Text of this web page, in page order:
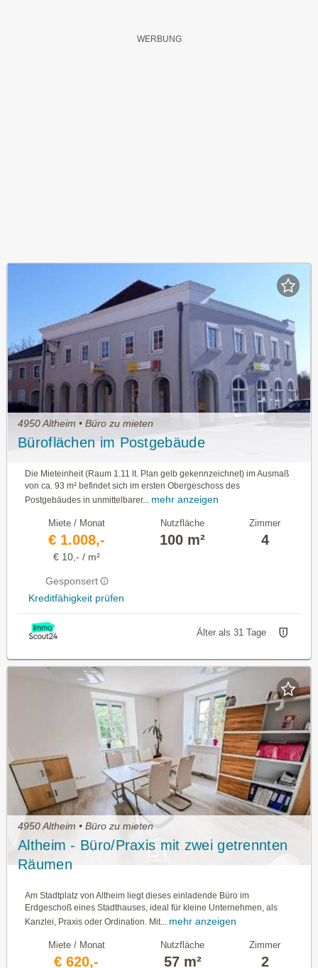
4950 Altheim • Büro zu mieten
Büroflächen im Postgebäude
Die Mieteinheit (Raum 1.11 lt. Plan gelb gekennzeichnet) im Ausmaß
von ca. 93 m² befindet sich im ersten Obergeschoss des
Postgebäudes in unmittelbarer... mehr anzeigen
Miete / Monat
€ 1.008,-
€ 10,- / m²
Gesponsert
Kreditfähigkeit prüfen
Nutzfläche
100 m²
Zimmer
4
Älter als 31 Tage
4950 Altheim • Büro zu mieten
Altheim - Büro/Praxis mit zwei getrennten
Räumen
Am Stadtplatz von Altheim liegt dieses einladende Büro im
Erdgeschoß eines Stadthauses, ideal für kleine Unternehmen, als
Kanzlei, Praxis oder Ordination. Mit... mehr anzeigen
Miete / Monat
€ 620,-
Nutzfläche
57 m²
Zimmer
2